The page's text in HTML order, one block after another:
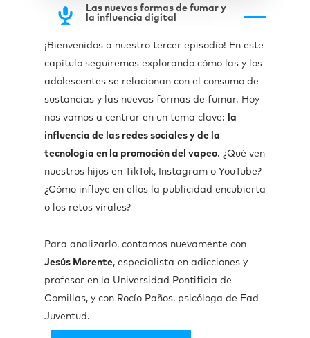
Las nuevas formas de fumar y
la influencia digital
¡Bienvenidos a nuestro tercer episodio! En este
capítulo seguiremos explorando cómo las y los
adolescentes se relacionan con el consumo de
sustancias y las nuevas formas de fumar. Hoy
nos vamos a centrar en un tema clave:
la
influencia de las redes sociales y de la
tecnología en la promoción del vapeo. ¿Qué ven
nuestros hijos en TikTok, Instagram o YouTube?
¿Cómo influye en ellos la publicidad encubierta
o los retos virales?
Para analizarlo, contamos nuevamente con
Jesús Morente, especialista en adicciones y
profesor en la Universidad Pontificia de
Comillas, y con Rocío Paños, psicóloga de Fad
Juventud.